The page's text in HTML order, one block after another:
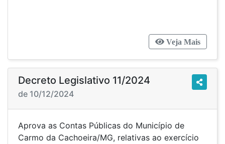
Veja Mais
Decreto Legislativo 11/2024
de 10/12/2024
Aprova as Contas Públicas do Município de
Carmo da Cachoeira/MG, relativas ao exercício